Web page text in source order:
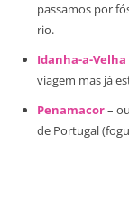
passamos por
rio.
Idanha-a-Velha
viagem mas já
Penamacor–
de Portugal